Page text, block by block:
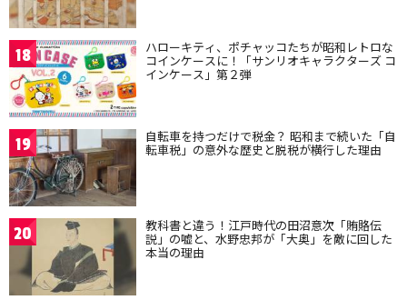
18 ハローキティ、ポチャッコたちが昭和レトロな
コインケースに！「サンリオキャラクターズ コ
インケース」第２弾
19 自転車を持つだけで税金？ 昭和まで続いた「自
転車税」の意外な歴史と脱税が横行した理由
20 教科書と違う！江戸時代の田沼意次「賄賂伝
説」の嘘と、水野忠邦が「大奥」を敵に回した
本当の理由